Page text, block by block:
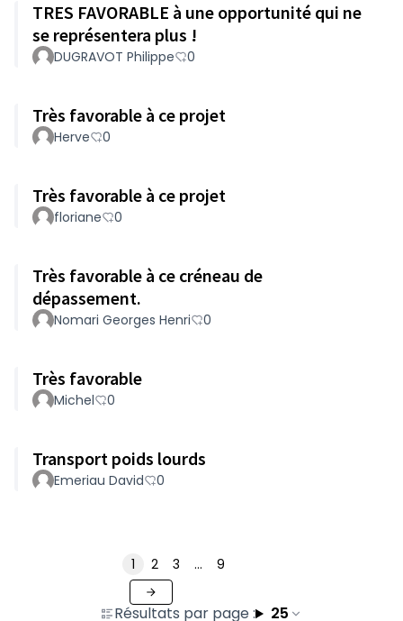
TRES FAVORABLE à une opportunité qui ne
se représentera plus !
DUGRAVOT Philippe 0
Très favorable à ce projet
Herve 0
Très favorable à ce projet
floriane 0
Très favorable à ce créneau de
dépassement.
Nomari Georges Henri 0
Très favorable
Michel 0
Transport poids lourds
Emeriau David 0
Résultats par page : 25
1 2 3 … 9